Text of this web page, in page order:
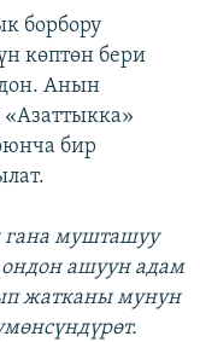
борбору
көптөн бери
Анын
бир
гана мушташуу
ондон ашуун адам
жатканы мунун